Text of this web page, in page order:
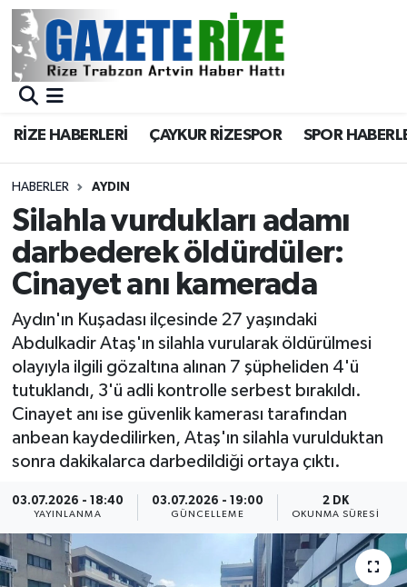
RİZE HABERLERİ ÇAYKUR RİZESPOR SPOR
HABERLER AYDIN
Silahla vurdukları adamı
darbederek öldürdüler:
Cinayet anı kamerada
Aydın'ın Kuşadası ilçesinde 27 yaşındaki
Abdulkadir Ataş'ın silahla vurularak öldürülmesi
olayıyla ilgili gözaltına alınan 7 şüpheliden 4'ü
tutuklandı, 3'ü adli kontrolle serbest bırakıldı.
Cinayet anı ise güvenlik kamerası tarafından
anbean kaydedilirken, Ataş'ın silahla vurulduktan
sonra dakikalarca darbedildiği ortaya çıktı.
03.07.2026 - 18:40
YAYINLANMA
03.07.2026 - 19:00
GÜNCELLEME
2 DK
OKUNMA SÜRESI
BÖLGEMİZ
Asayiş
Rize Jandarma Komutanlığı
Bilim Teknoloji
Bölge
Advertising news
Canlı Maç
ÇEVRE
Dünya
EĞİTİM
Merkez Nöbetçi Eczaneler
Merkez Trafik Yoğunluk Haritası
Süper Lig Puan Durumu ve Fikstür
Tüm Manşetler
Son Dakika Haberleri
Haber Arşivi